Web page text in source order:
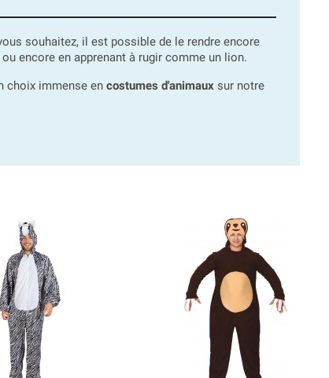
souhaitez, il est possible de le rendre encore
encore en apprenant à rugir comme un lion.
choix immense en costumes d'animaux sur notre